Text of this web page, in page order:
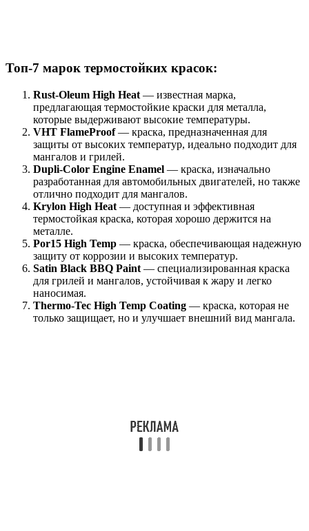
Топ-7 марок термостойких красок:
Rust-Oleum High Heat — известная марка,
предлагающая термостойкие краски для металла,
которые выдерживают высокие температуры.
VHT FlameProof— краска, предназначенная для
защиты от высоких температур, идеально подходит для
мангалов и грилей.
Dupli-Color Engine Enamel — краска, изначально
разработанная для автомобильных двигателей, но также
отлично подходит для мангалов.
Krylon High Heat — доступная и эффективная
термостойкая краска, которая хорошо держится на
металле.
Por15 High Temp — краска, обеспечивающая надежную
защиту от коррозии и высоких температур.
Satin Black BBQ Paint — специализированная краска
для грилей и мангалов, устойчивая к жару и легко
наносимая.
Thermo-Tec High Temp Coating — краска, которая не
только защищает, но и улучшает внешний вид мангала.